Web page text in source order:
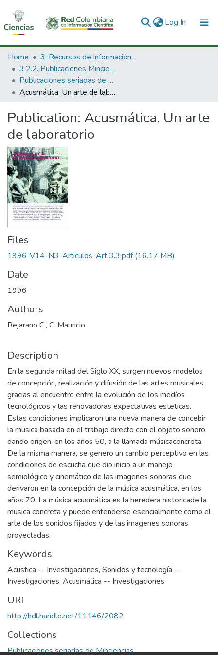
Log In (current)
Communities & Collections
All of DSpace
Statistics
Home
3. Recursos de Información Científica y Tecnológica
3.2.2. Publicaciones Minciencias
Publicaciones seriadas de Minciencias
Acusmática. Un arte de laboratorio
Publication: Acusmática. Un arte
de laboratorio
Files
1996-V14-N3-Articulos-Art 3.3.pdf(16.17 MB)
Date
1996
Authors
Bejarano C., C. Mauricio
Description
En la segunda mitad del Siglo XX, surgen nuevos modelos
de concepción, realización y difusión de las artes musicales,
gracias al encuentro entre la evolución de los medíos
tecnológicos y las renovadoras expectativas esteticas.
Estas condiciones implicaron una nueva manera de concebir
la musica basada en el trabajo directo con el objeto sonoro,
dando origen, en los años 50, a la llamada músicaconcreta.
De la misma manera, se genero un cambio perceptivo en las
condiciones de escucha que dio inicio a un manejo
semiológico y cinemático de las imagenes sonoras que
derivaron en la concepción de la música acusmática, en los
años 70. La música acusmática es la heredera historicade la
musica concreta y puede entenderse esencialmente como el
arte de los sonidos fijados y de las imagenes sonoras
proyectadas.
Keywords
Acustica -- Investigaciones, Sonidos y tecnología --
Investigaciones, Acusmática -- Investigaciones
URI
http://hdl.handle.net/11146/2082
Collections
Publicaciones seriadas de Minciencias